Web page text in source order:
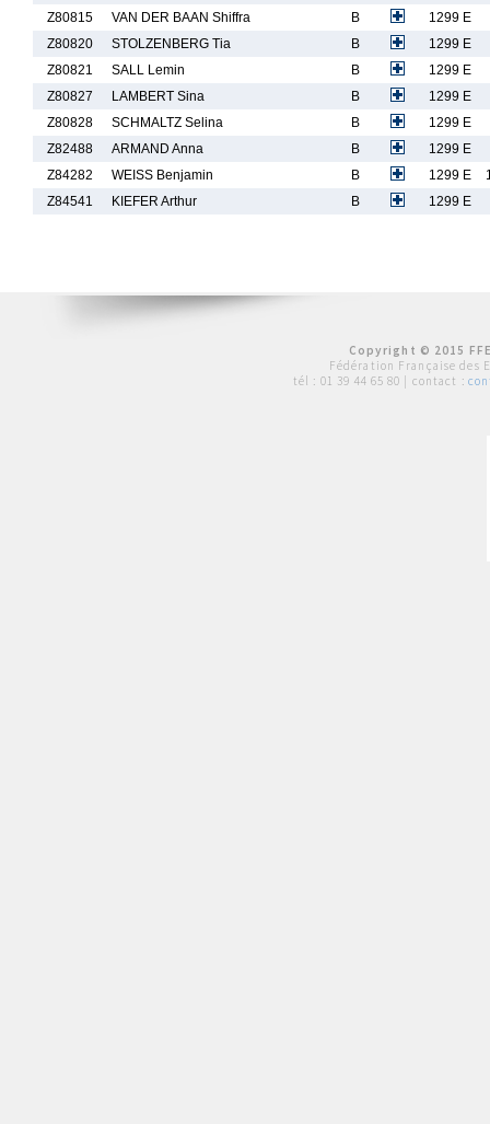
Z80815
VAN DER BAAN Shiffra B
1299 E
Z80820
STOLZENBERG Tia B
1299 E
Z80821
SALL Lemin B
1299 E
Z80827
LAMBERT Sina B
1299 E
Z80828
SCHMALTZ Selina B
1299 E
Z82488
ARMAND Anna B
1299 E
Z84282
WEISS Benjamin B 1299 E
Z84541
KIEFER Arthur B 1299 E
Copyright © 2015
Fédération Française des
tél : 01 39 44 65 80 | contact :